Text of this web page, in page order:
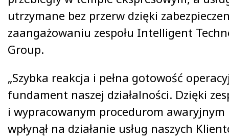
utrzymane bez przerw dzięki
zaangażowaniu zespołu Intelligent
Group.
„Szybka reakcja i pełna gotowość
fundament naszej działalności. Dzięki
i wypracowanym procedurom
wpłynął na działanie usług naszych